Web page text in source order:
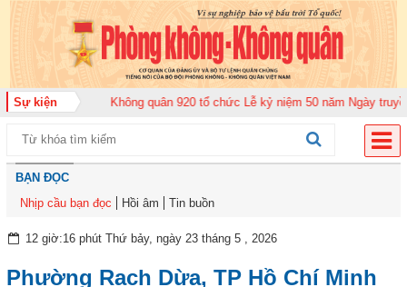
Sự kiện
Trung đoàn Không quân 920 tổ chức Lễ kỷ niệm 50 năm Ngày truyền thống
BẠN ĐỌC
Nhịp cầu bạn đọc
Hồi âm Tin buồn
12 giờ:16 phút Thứ bảy, ngày 23 tháng 5 , 2026
Phường Rạch Dừa, TP Hồ Chí Minh